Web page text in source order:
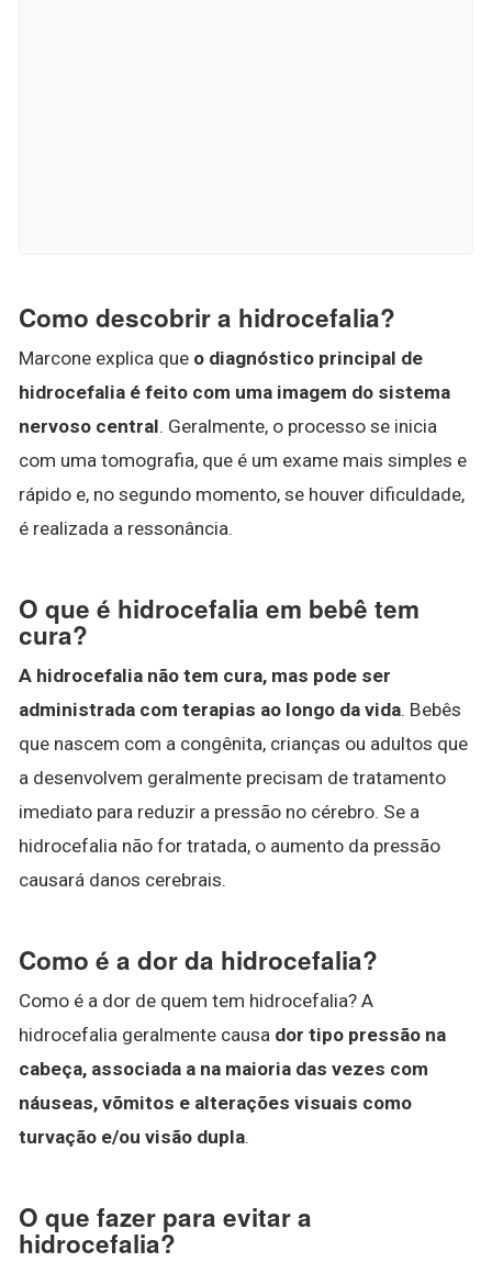
Como descobrir a hidrocefalia?
Marcone explica que o diagnóstico principal de
hidrocefalia é feito com uma imagem do sistema
nervoso central. Geralmente, o processo se inicia
com uma tomografia, que é um exame mais simples e
rápido e, no segundo momento, se houver dificuldade,
é realizada a ressonância.
O que é hidrocefalia em bebê tem
cura?
A hidrocefalia não tem cura, mas pode ser
administrada com terapias ao longo da vida. Bebês
que nascem com a congênita, crianças ou adultos que
a desenvolvem geralmente precisam de tratamento
imediato para reduzir a pressão no cérebro. Se a
hidrocefalia não for tratada, o aumento da pressão
causará danos cerebrais.
Como é a dor da hidrocefalia?
Como é a dor de quem tem hidrocefalia? A
hidrocefalia geralmente causa dor tipo pressão na
cabeça, associada a na maioria das vezes com
náuseas, võmitos e alterações visuais como
turvação e/ou visão dupla.
O que fazer para evitar a
hidrocefalia?